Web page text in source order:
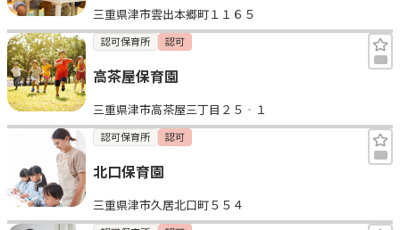
三重県津市雲出本郷町１１６５
認可保育所 認可
高茶屋保育園
三重県津市高茶屋三丁目２５‐１
認可保育所 認可
北口保育園
三重県津市久居北口町５５４